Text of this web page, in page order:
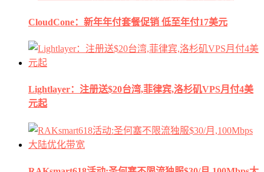
CloudCone：新年年付套餐促销 低至年付17美元
Lightlayer：注册送$20台湾,菲律宾,洛杉矶VPS月付4美
元起